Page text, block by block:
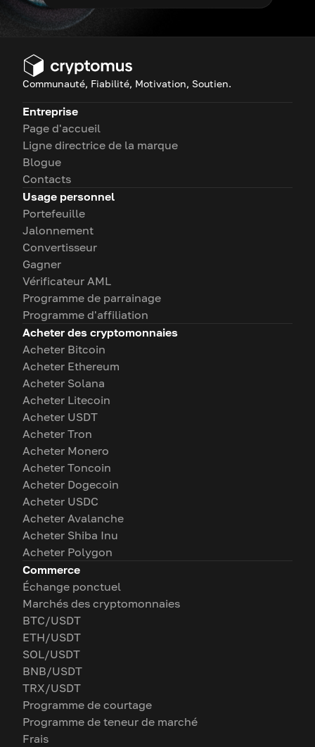
Communauté, Fiabilité, Motivation, Soutien.
Entreprise
Page d'accueil
Ligne directrice de la marque
Blogue
Contacts
Usage personnel
Portefeuille
Jalonnement
Convertisseur
Gagner
Vérificateur AML
Programme de parrainage
Programme d'affiliation
Acheter des cryptomonnaies
Acheter Bitcoin
Acheter Ethereum
Acheter Solana
Acheter Litecoin
Acheter USDT
Acheter Tron
Acheter Monero
Acheter Toncoin
Acheter Dogecoin
Acheter USDC
Acheter Avalanche
Acheter Shiba Inu
Acheter Polygon
Commerce
Échange ponctuel
Marchés des cryptomonnaies
BTC/USDT
ETH/USDT
SOL/USDT
BNB/USDT
TRX/USDT
Programme de courtage
Programme de teneur de marché
Frais